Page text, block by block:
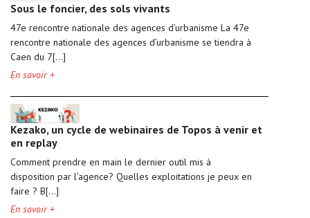
Sous le foncier, des sols vivants
47e rencontre nationale des agences d’urbanisme La 47e
rencontre nationale des agences d’urbanisme se tiendra à
Caen du 7[...]
En savoir +
Kezako, un cycle de webinaires de Topos à venir et
en replay
Comment prendre en main le dernier outil mis à
disposition par l’agence? Quelles exploitations je peux en
faire ? B[...]
En savoir +